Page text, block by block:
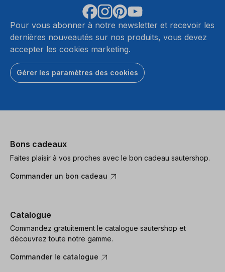
Pour vous abonner à notre newsletter et recevoir les
dernières nouveautés sur nos produits, vous devez
accepter les cookies marketing.
Gérer les paramètres des cookies
Bons cadeaux
Faites plaisir à vos proches avec le bon cadeau sautershop.
Commander un bon cadeau
Catalogue
Commandez gratuitement le catalogue sautershop et
découvrez toute notre gamme.
Commander le catalogue